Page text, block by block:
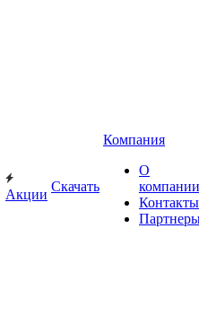
Акции
Скачать
Компания
О
компании
Контакты